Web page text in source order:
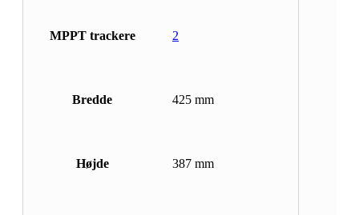
MPPT trackere 2
Bredde 425 mm
Højde 387 mm